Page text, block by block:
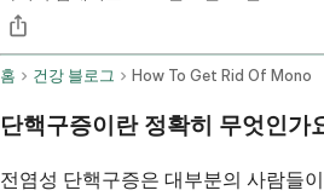
홈 건강 블로그 How To Get Rid Of Mono
단핵구증이란 정확히 무엇인가
전염성 단핵구증은 대부분의 사람들